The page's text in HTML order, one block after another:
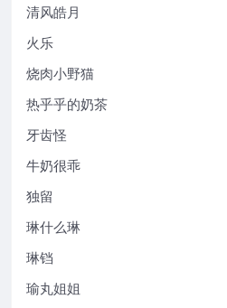
清风皓月
火乐
烧肉小野猫
热乎乎的奶茶
牙齿怪
牛奶很乖
独留
琳什么琳
琳铛
瑜丸姐姐